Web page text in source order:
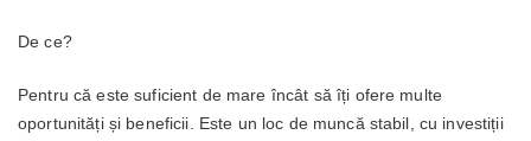
De ce?
Pentru că este suficient de mare încât să îți ofere multe
oportunități și beneficii. Este un loc de muncă stabil, cu investiții